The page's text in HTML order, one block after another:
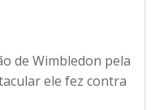
de Wimbledon pela
ele fez contra